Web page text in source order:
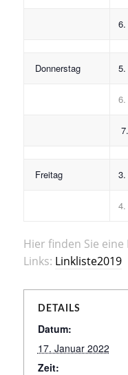
6.
Donnerstag 5.
6.
Freitag 3.
4.
Hier finden Sie
Links: Linkliste2019
DETAILS
Datum:
17. Januar 2022
Zeit: